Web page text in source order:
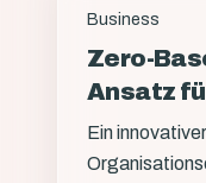
Business
Zero-
Ansatz
Ein